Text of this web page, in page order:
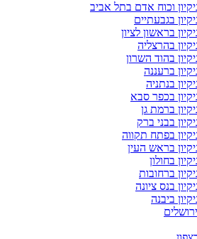
וכוח אדם בתל אביב
בגבעתיים
בראשון לציון
בהרצליה
בהוד השרון
ברעננה
בנתניה
בכפר סבא
ברמת גן
בבני ברק
בפתח תקווה
בראש העין
בחולון
ברחובות
בנס ציונה
ביבנה